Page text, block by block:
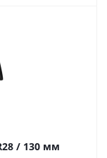
/ 130 мм